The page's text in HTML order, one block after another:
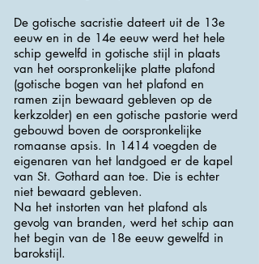
De gotische sacristie dateert uit de 13e
eeuw en in de 14e eeuw werd het hele
schip gewelfd in gotische stijl in plaats
van het oorspronkelijke platte plafond
(gotische bogen van het plafond en
ramen zijn bewaard gebleven op de
kerkzolder) en een gotische pastorie werd
gebouwd boven de oorspronkelijke
romaanse apsis. In 1414 voegden de
eigenaren van het landgoed er de kapel
van St. Gothard aan toe. Die is echter
niet bewaard gebleven.
Na het instorten van het plafond als
gevolg van branden, werd het schip aan
het begin van de 18e eeuw gewelfd in
barokstijl.